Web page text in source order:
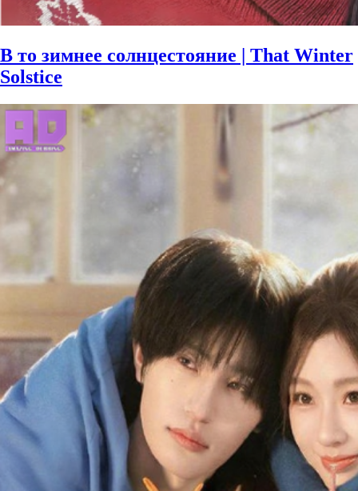
В то зимнее солнцестояние | That Winter
Solstice